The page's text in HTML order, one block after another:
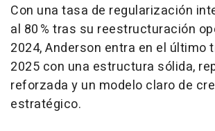
Con una tasa de regularización
al 80 % tras su reestructuración
2024, Anderson entra en el último
2025 con una estructura sólida,
reforzada y un modelo claro de
estratégico.